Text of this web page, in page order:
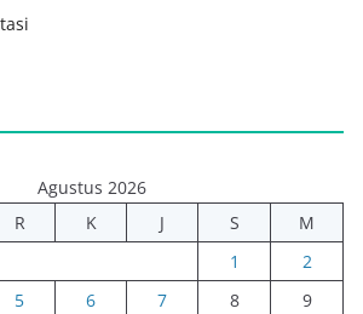
Agustus 2026
R K J S
M
1
2
5 6 7 8
9